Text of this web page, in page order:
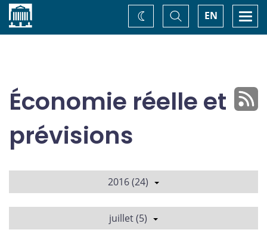
Accueil EN
Basculer
la
recherche
Changez
de
Économie réelle et
prévisions
2016 (24)
juillet (5)